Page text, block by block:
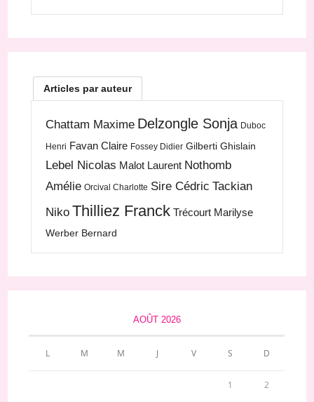
Articles par auteur
Chattam Maxime Delzongle Sonja Duboc
Henri Favan Claire Fossey Didier Gilberti Ghislain
Lebel Nicolas Malot Laurent Nothomb
Amélie Orcival Charlotte Sire Cédric Tackian
Niko Thilliez Franck Trécourt Marilyse
Werber Bernard
AOÛT 2026
L M M J V S D
1 2